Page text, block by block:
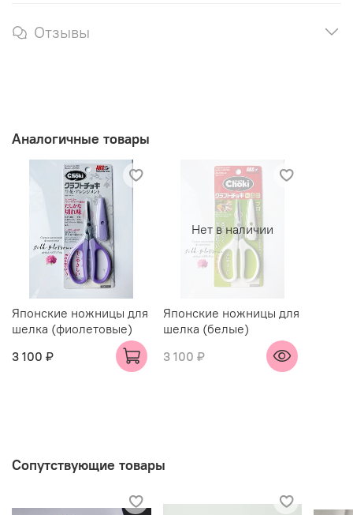
Отзывы
Аналогичные товары
Японские ножницы для
шелка (фиолетовые)
3 100 ₽
Нет в наличии
Японские ножницы для
шелка (белые)
3 100 ₽
Сопутствующие товары